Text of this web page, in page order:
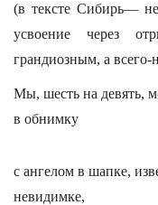
(в тексте Сибирь—
усвоение через
грандиозным, а
Мы, шесть на девять,
в обнимку
с ангелом в шапке,
невидимке,